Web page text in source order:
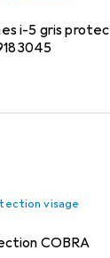
i-5 gris
visage
COBRA